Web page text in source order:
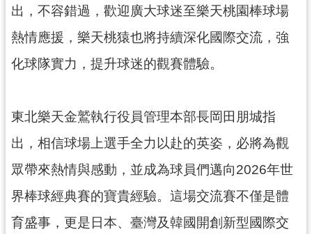
網
隱
私
策
網
安
全
政
策
出，不容錯過，歡迎廣大球迷至樂天桃園棒球場
熱情應援，樂天桃猿也將持續深化國際交流，強
化球隊實力，提升球迷的觀賽體驗。
東北樂天金鷲執行役員管理本部長岡田朋城指
出，相信球場上選手全力以赴的英姿，必將為觀
眾帶來熱情與感動，並成為球員們邁向2026年世
界棒球經典賽的寶貴經驗。這場交流賽不僅是體
育盛事，更是日本、臺灣及韓國開創新型國際交